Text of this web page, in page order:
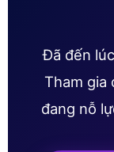
Đã đến
Tham gia
đang nỗ